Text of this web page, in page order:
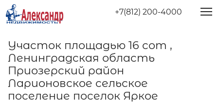
+7(812) 200-4000
Участок площадью 16 сот ,
Ленинградская область
Приозерский район
Ларионовское сельское
поселение поселок Яркое